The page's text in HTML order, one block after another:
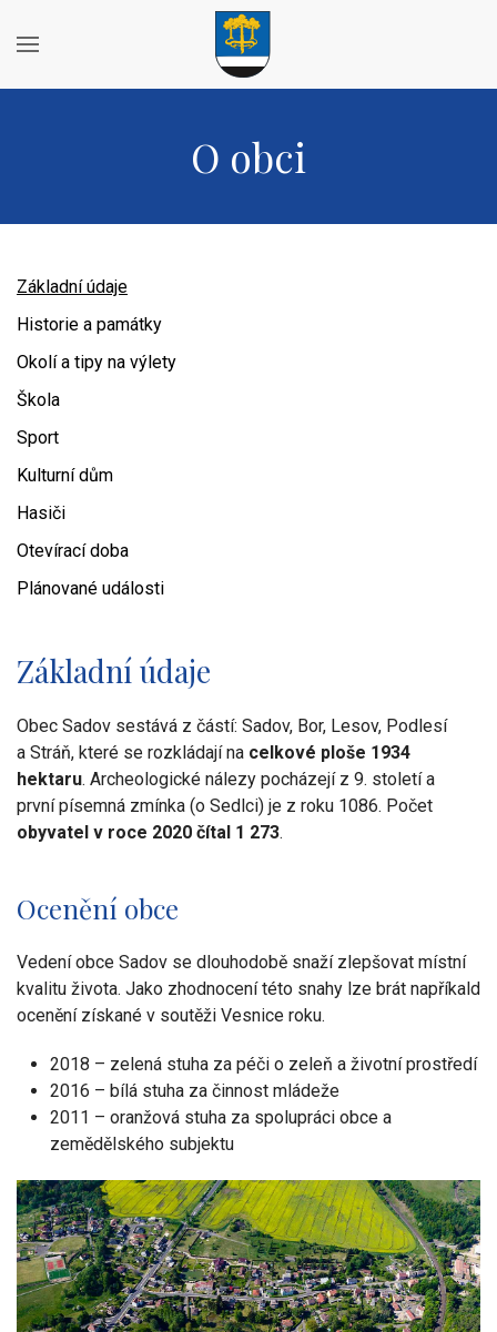
O obci
Základní údaje
Historie a památky
Okolí a tipy na výlety
Škola
Sport
Kulturní dům
Hasiči
Otevírací doba
Plánované události
Základní údaje
Obec Sadov sestává z částí: Sadov, Bor, Lesov, Podlesí
a Stráň, které se rozkládají na celkové ploše 1934
hektaru. Archeologické nálezy pocházejí z 9. století a
první písemná zmínka (o Sedlci) je z roku 1086. Počet
obyvatel v roce 2020 čítal 1 273.
Ocenění obce
Vedení obce Sadov se dlouhodobě snaží zlepšovat místní
kvalitu života. Jako zhodnocení této snahy lze brát napříkald
ocenění získané v soutěži Vesnice roku.
2018 – zelená stuha za péči o zeleň a životní prostředí
2016 – bílá stuha za činnost mládeže
2011 – oranžová stuha za spolupráci obce a
zemědělského subjektu